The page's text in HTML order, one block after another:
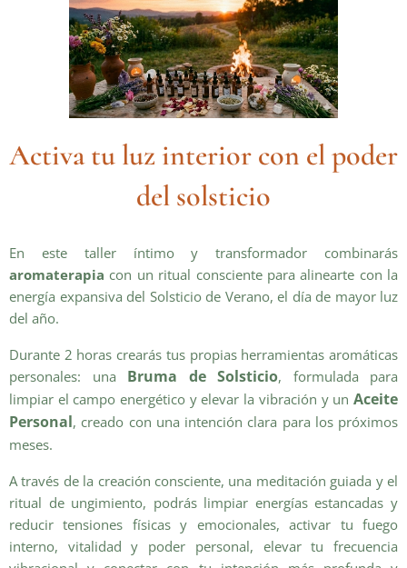
Activa tu luz interior con el poder
del solsticio
En este taller íntimo y transformador combinarás
aromaterapia con un ritual consciente para alinearte con la
energía expansiva del Solsticio de Verano, el día de mayor luz
del año.
Durante 2 horas crearás tus propias herramientas aromáticas
personales: una Bruma de Solsticio, formulada para
limpiar el campo energético y elevar la vibración y un Aceite
Personal, creado con una intención clara para los próximos
meses.
A través de la creación consciente, una meditación guiada y el
ritual de ungimiento, podrás limpiar energías estancadas y
reducir tensiones físicas y emocionales, activar tu fuego
interno, vitalidad y poder personal, elevar tu frecuencia